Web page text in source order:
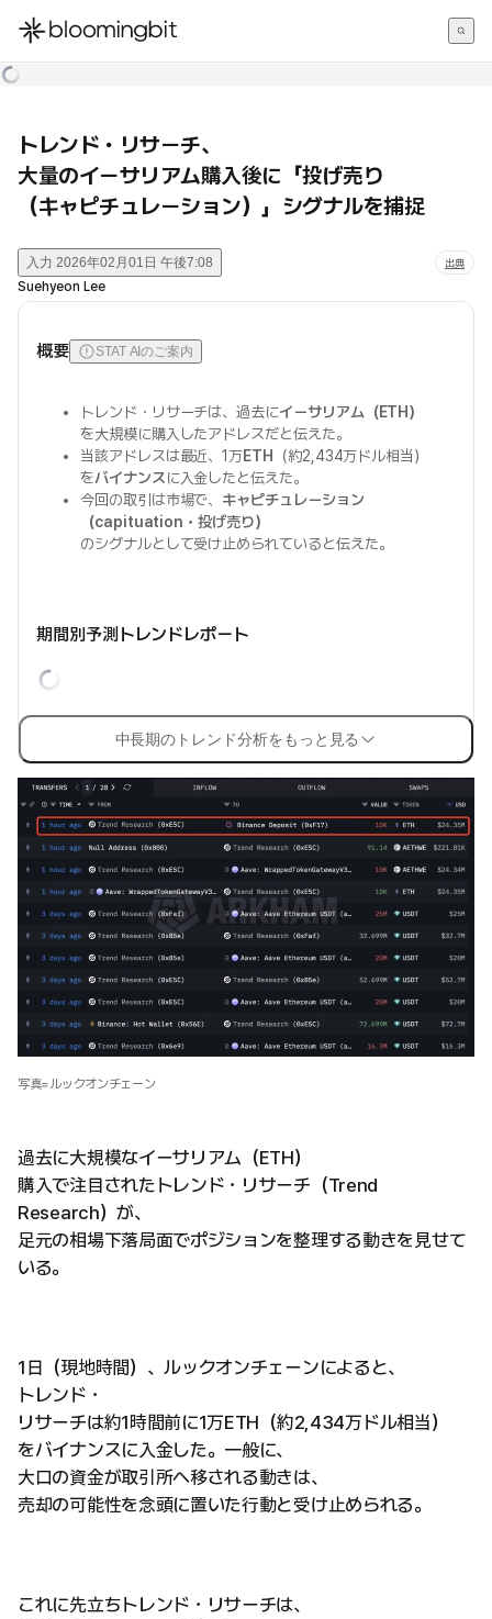
한국어
トレンド・リサーチ、
大量のイーサリアム購入後に「投げ売り
（キャピチュレーション）」シグナルを捕捉
入力 2026年02月01日 午後7:08 出典
Suehyeon Lee
概要 STAT AIのご案内
トレンド・リサーチは、過去にイーサリアム（ETH）
を大規模に購入したアドレスだと伝えた。
当該アドレスは最近、1万ETH
（約2,434万ドル相当）
をバイナンスに入金したと伝えた。
今回の取引は市場で、 キャピチュレーション
（capituation・投げ売り）
のシグナルとして受け止められていると伝えた。
期間別予測トレンドレポート
中長期のトレンド分析をもっと見る
写真=ルックオンチェーン
過去に大規模なイーサリアム（ETH）
購入で注目されたトレンド・リサーチ（Trend
Research）が、
足元の相場下落局面でポジションを整理する動きを見せて
いる。
1日（現地時間）、ルックオンチェーンによると、
トレンド・
リサーチは約1時間前に1万ETH（約2,434万ドル相当）
をバイナンスに入金した。一般に、
大口の資金が取引所へ移される動きは、
売却の可能性を念頭に置いた行動と受け止められる。
これに先立ちトレンド・リサーチは、